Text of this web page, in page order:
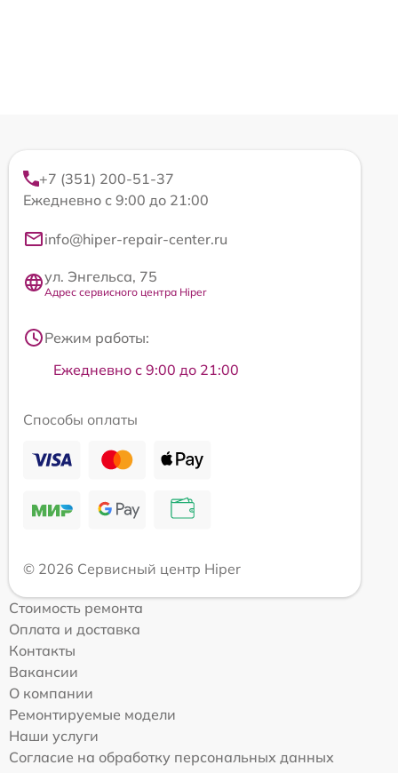
+7 (351) 200-51-37
Ежедневно с 9:00 до 21:00
info@hiper-repair-center.ru
ул. Энгельса, 75
Адрес сервисного центра Hiper
Режим работы:
Ежедневно с 9:00 до 21:00
Способы оплаты
© 2026 Сервисный центр Hiper
Стоимость ремонта
Оплата и доставка
Контакты
Вакансии
О компании
Ремонтируемые модели
Наши услуги
Согласие на обработку персональных данных